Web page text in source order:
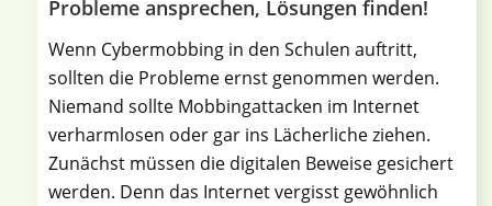
Probleme ansprechen, Lösungen finden!
Wenn Cybermobbing in den Schulen auftritt,
sollten die Probleme ernst genommen werden.
Niemand sollte Mobbingattacken im Internet
verharmlosen oder gar ins Lächerliche ziehen.
Zunächst müssen die digitalen Beweise gesichert
werden. Denn das Internet vergisst gewöhnlich